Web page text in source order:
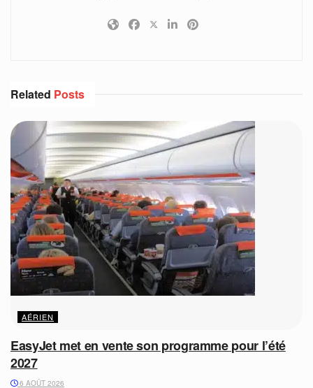
Related Posts
AÉRIEN
EasyJet met en vente son programme pour l’été
2027
6 AOÛT 2026